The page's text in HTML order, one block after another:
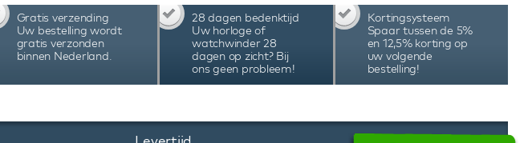
De combinatie van Zwitserse techniek, hoogwaardig
functionaliteit en assemblage in Nederland maken deze Benson
Leather watchwinder tot één van beste watchwinders ter
Gratis verzending
Uw bestelling wordt
gratis verzonden
binnen Nederland.
28 dagen bedenktijd
Uw horloge of
watchwinder 28
dagen op zicht? Bij
ons geen probleem!
Kortingsysteem
Spaar tussen de 5%
en 12,5% korting op
uw volgende
bestelling!